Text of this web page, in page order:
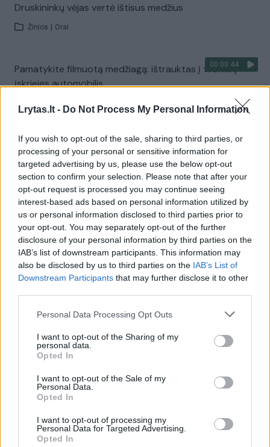
Lrytas.lt - Do Not Process My Personal Information
If you wish to opt-out of the sale, sharing to third parties, or
processing of your personal or sensitive information for
targeted advertising by us, please use the below opt-out
section to confirm your selection. Please note that after your
opt-out request is processed you may continue seeing
interest-based ads based on personal information utilized by
us or personal information disclosed to third parties prior to
your opt-out. You may separately opt-out of the further
disclosure of your personal information by third parties on the
IAB’s list of downstream participants. This information may
also be disclosed by us to third parties on the IAB’s List of
Downstream Participants that may further disclose it to other
Personal Data Processing Opt Outs
I want to opt-out of the Sharing of my
personal data.
Opted In
I want to opt-out of the Sale of my
Personal Data.
Opted In
I want to opt-out of processing my
Personal Data for Targeted Advertising.
Opted In
Druskininkų vėjas vertė ištisus medžius
Žinios Orai
00:00:44
Pamatykite filmuotą medžiagą: ištrauktas į tvenkinį
įskriejęs automobilis
00:00:57
Sinoptikai atsakė, kokiais orais užbaigsime darbo
savaitę: karščiai atsitrauks
Žinios | Orai
Visi įrašai
Žiūrimiausi įrašai
00:00:30
Vaizdai iš tragiškos avarijos Vilniaus r.: dviejų moterų ir
vaiko gyvybių išgelbėti nepavyko
Žinios | Lietuvos diena
00:00:57
Savaitės vidurys nusimato karštas: temperatūra kils iki
Žinios | Orai